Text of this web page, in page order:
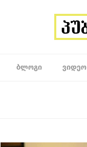
ᲑᲚᲝᲒᲘ ᲕᲘᲓᲔᲝ